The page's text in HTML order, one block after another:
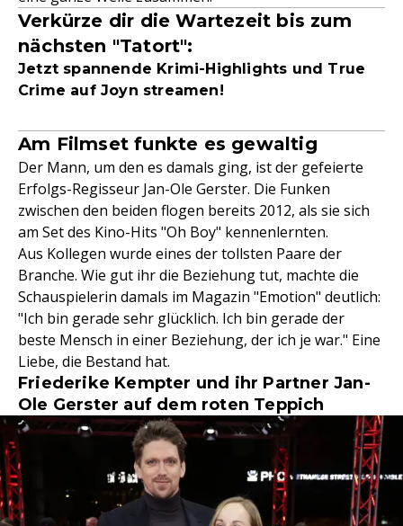
Verkürze dir die Wartezeit bis zum
nächsten "Tatort":
Jetzt spannende Krimi-Highlights und True
Crime auf Joyn streamen!
Am Filmset funkte es gewaltig
Der Mann, um den es damals ging, ist der gefeierte
Erfolgs-Regisseur Jan-Ole Gerster. Die Funken
zwischen den beiden flogen bereits 2012, als sie sich
am Set des Kino-Hits "Oh Boy" kennenlernten.
Aus Kollegen wurde eines der tollsten Paare der
Branche. Wie gut ihr die Beziehung tut, machte die
Schauspielerin damals im Magazin "Emotion" deutlich:
"Ich bin gerade sehr glücklich. Ich bin gerade der
beste Mensch in einer Beziehung, der ich je war." Eine
Liebe, die Bestand hat.
Friederike Kempter und ihr Partner Jan-
Ole Gerster auf dem roten Teppich